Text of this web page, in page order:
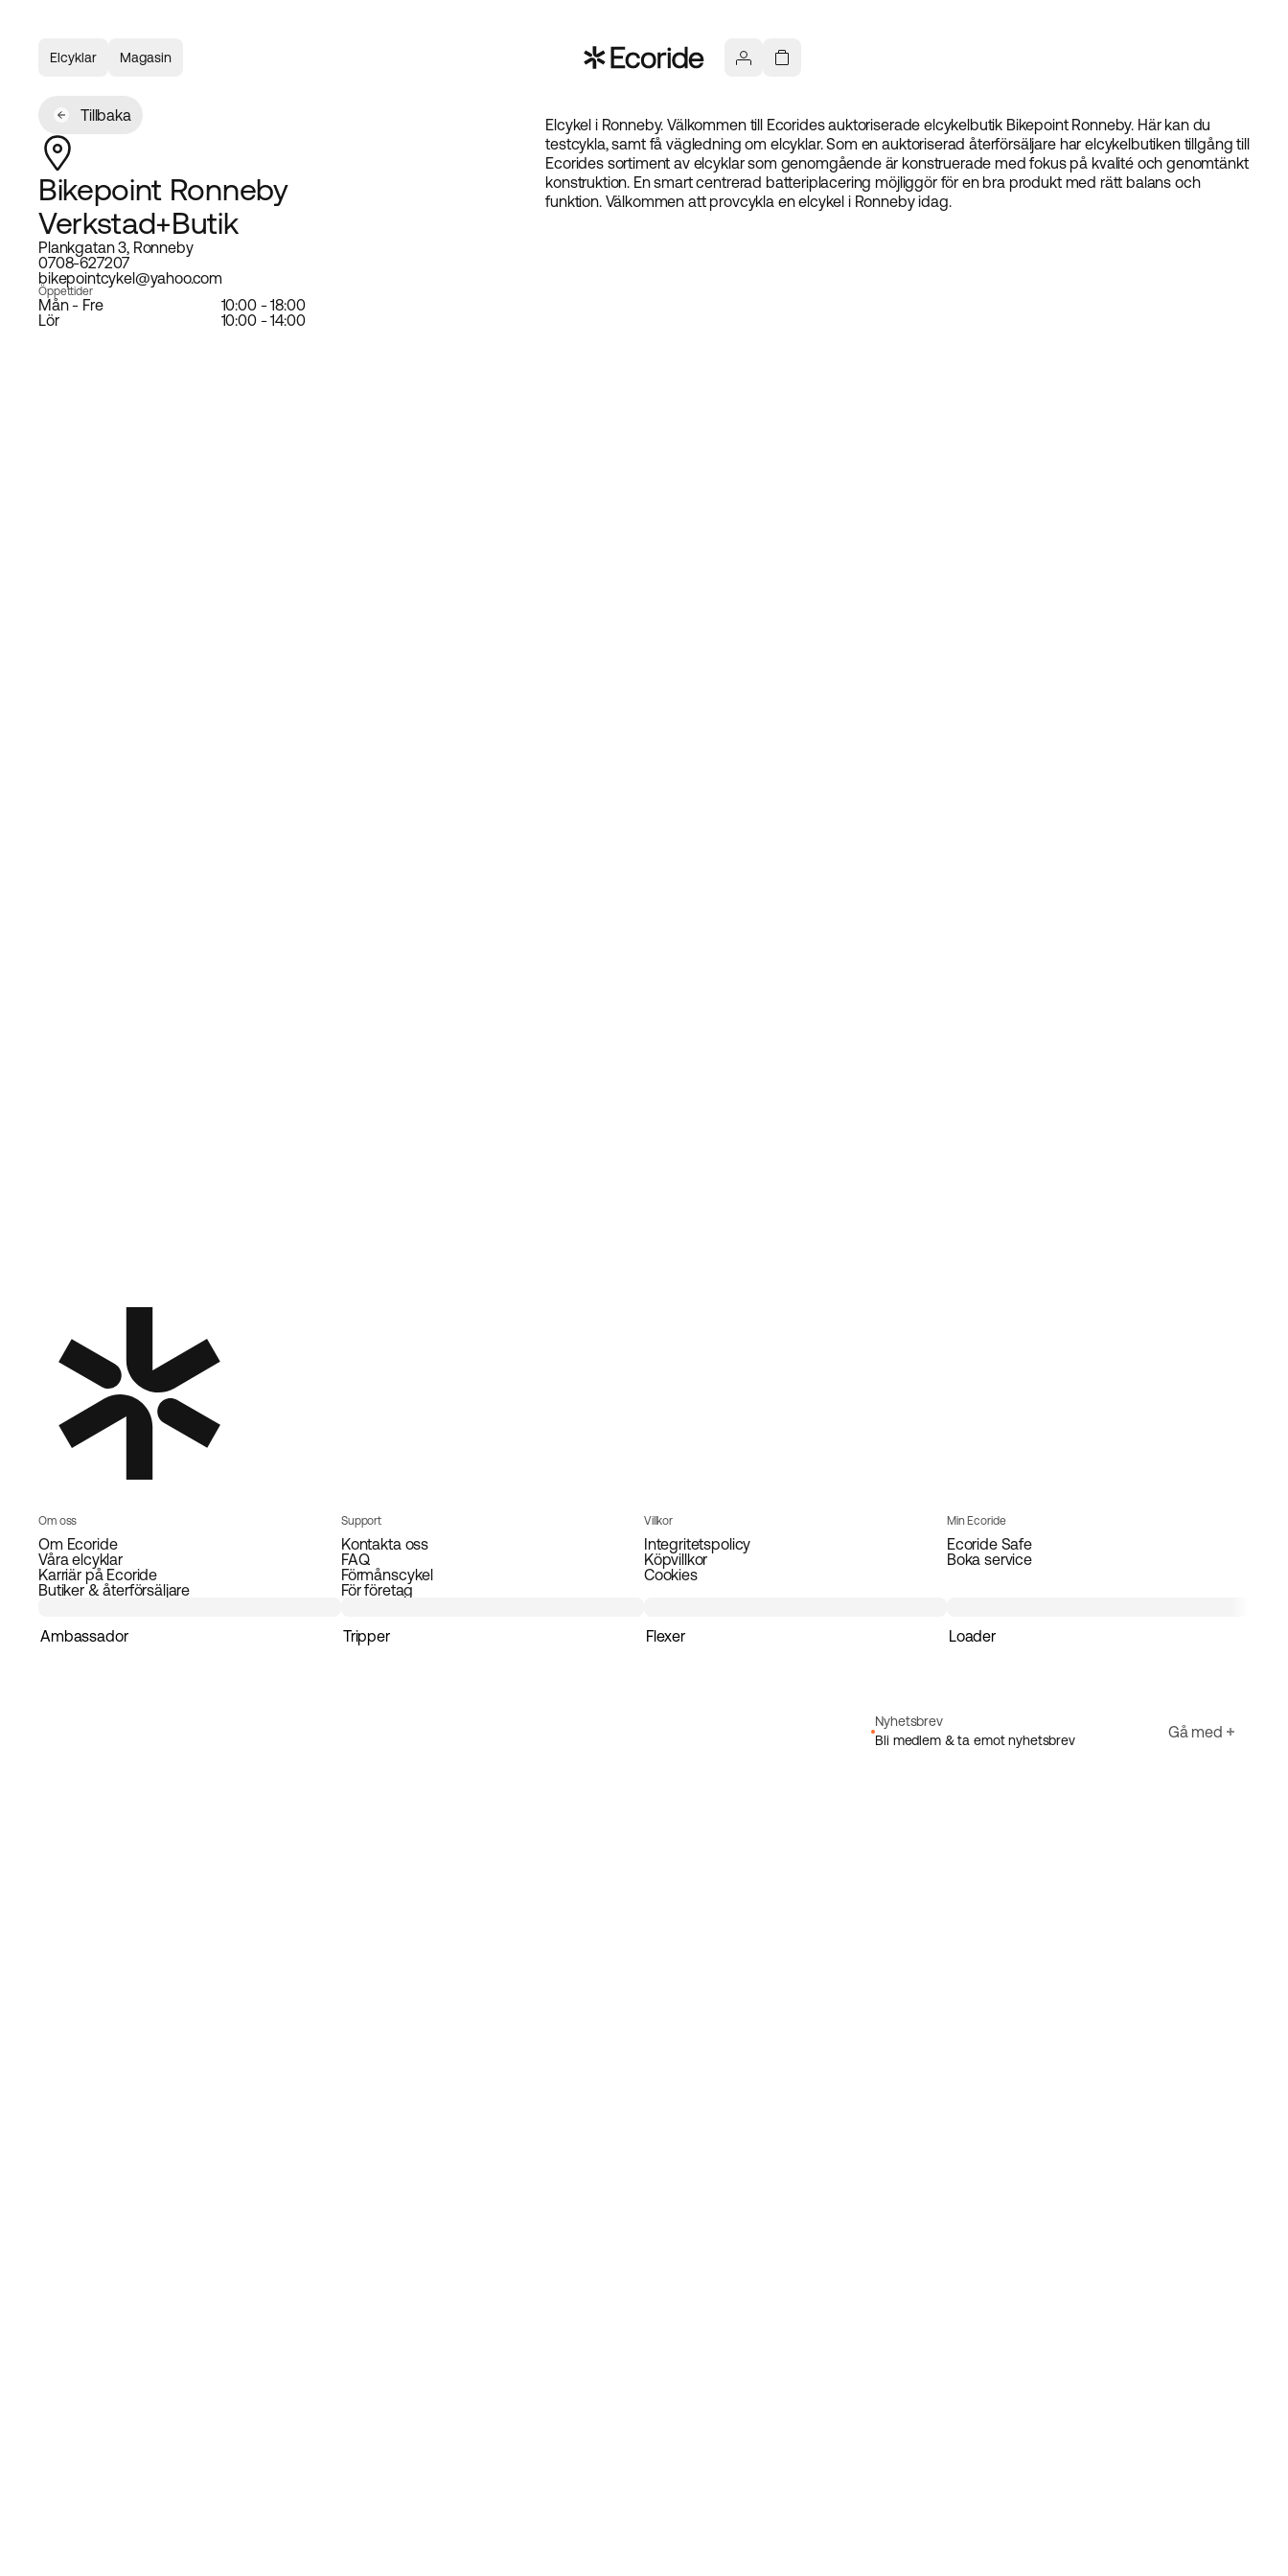
Elcyklar Magasin
Tillbaka
Bikepoint Ronneby
Verkstad+Butik
Plankgatan 3, Ronneby
0708-627207
bikepointcykel@yahoo.com
Öppettider
Mån - Fre
10:00 - 18:00
Lör
10:00 - 14:00
Elcykel i Ronneby. Välkommen till Ecorides auktoriserade elcykelbutik Bikepoint Ronneby. Här kan du
testcykla, samt få vägledning om elcyklar. Som en auktoriserad återförsäljare har elcykelbutiken tillgång till
Ecorides sortiment av elcyklar som genomgående är konstruerade med fokus på kvalité och genomtänkt
konstruktion. En smart centrerad batteriplacering möjliggör för en bra produkt med rätt balans och
funktion. Välkommen att provcykla en elcykel i Ronneby idag.
Om oss
Om Ecoride
Våra elcyklar
Karriär på Ecoride
Butiker & återförsäljare
Support
Kontakta oss
FAQ
Förmånscykel
För företag
Villkor
Integritetspolicy
Köpvillkor
Cookies
Min Ecoride
Ecoride Safe
Boka service
Ambassador Tripper Flexer Loader
Nyhetsbrev
Bli medlem & ta emot nyhetsbrev
Gå med